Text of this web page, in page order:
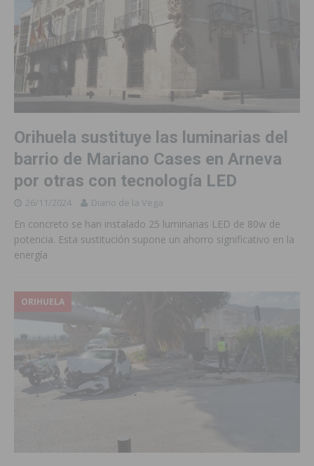
Orihuela sustituye las luminarias del
barrio de Mariano Cases en Arneva
por otras con tecnología LED
26/11/2024 Diario de la Vega
En concreto se han instalado 25 luminarias LED de 80w de
potencia. Esta sustitución supone un ahorro significativo en la
energía
ORIHUELA